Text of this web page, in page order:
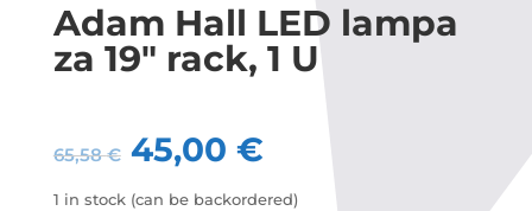
Adam Hall LED lampa
za 19″ rack, 1 U
65,58€ 45,00 €
1 in stock (can be backordered)